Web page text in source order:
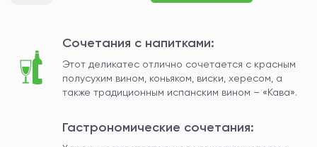
Сочетания с напитками:
Этот деликатес отлично сочетается с красным
полусухим вином, коньяком, виски, хересом, а
также традиционным испанским вином – «Кава».
Гастрономические сочетания: